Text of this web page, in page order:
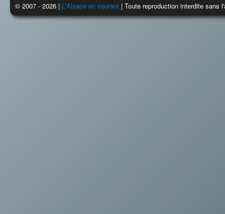
© 2007 - 2026 | L'Alsace en courant | Toute reproduction interdite sans